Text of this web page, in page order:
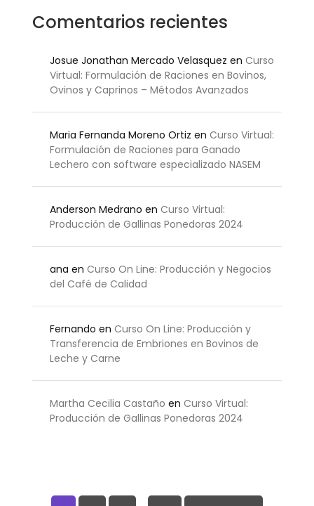
Comentarios recientes
Josue Jonathan Mercado Velasquez en Curso
Virtual: Formulación de Raciones en Bovinos,
Ovinos y Caprinos – Métodos Avanzados
Maria Fernanda Moreno Ortiz en Curso Virtual:
Formulación de Raciones para Ganado
Lechero con software especializado NASEM
Anderson Medrano en Curso Virtual:
Producción de Gallinas Ponedoras 2024
ana en Curso On Line: Producción y Negocios
del Café de Calidad
Fernando en Curso On Line: Producción y
Transferencia de Embriones en Bovinos de
Leche y Carne
Martha Cecilia Castaño en Curso Virtual:
Producción de Gallinas Ponedoras 2024